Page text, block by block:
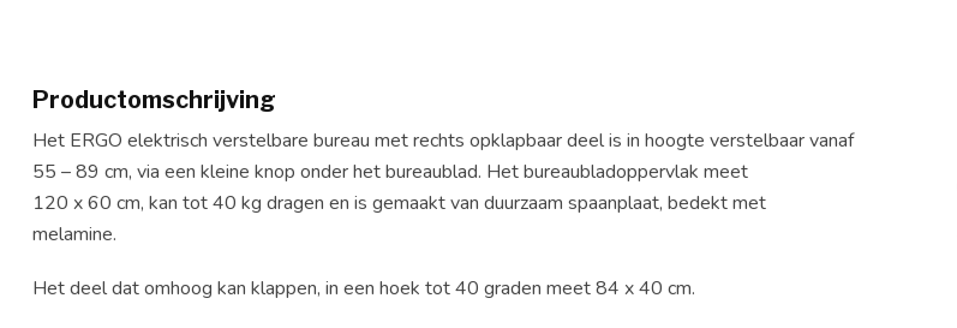
Productomschrijving
Het ERGO elektrisch verstelbare bureau met rechts opklapbaar deel is in hoogte verstelbaar vanaf
55 – 89 cm, via een kleine knop onder het bureaublad. Het bureaubladoppervlak meet
120 x 60 cm, kan tot 40 kg dragen en is gemaakt van duurzaam spaanplaat, bedekt met
melamine.
Het deel dat omhoog kan klappen, in een hoek tot 40 graden meet 84 x 40 cm.